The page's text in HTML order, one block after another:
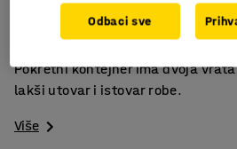
Lako okretni kotači olakšavaju
Dvoja vrata na kraćoj strani
Pokretni kontejner ima dvoja
lakši utovar i istovar robe.
Više
Odbaci sve